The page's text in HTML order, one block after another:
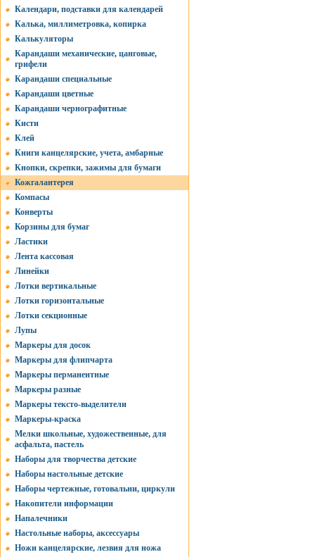
Календари, подставки для календарей
Калька, миллиметровка, копирка
Калькуляторы
Карандаши механические, цанговые,
грифели
Карандаши специальные
Карандаши цветные
Карандаши чернографитные
Кисти
Клей
Книги канцелярские, учета, амбарные
Кнопки, скрепки, зажимы для бумаги
Кожгалантерея
Компасы
Конверты
Корзины для бумаг
Ластики
Лента кассовая
Линейки
Лотки вертикальные
Лотки горизонтальные
Лотки секционные
Лупы
Маркеры для досок
Маркеры для флипчарта
Маркеры перманентные
Маркеры разные
Маркеры тексто-выделители
Маркеры-краска
Мелки школьные, художественные, для
асфальта, пастель
Наборы для творчества детские
Наборы настольные детские
Наборы чертежные, готовальни, циркули
Накопители информации
Напалечники
Настольные наборы, аксессуары
Ножи канцелярские, лезвия для ножа